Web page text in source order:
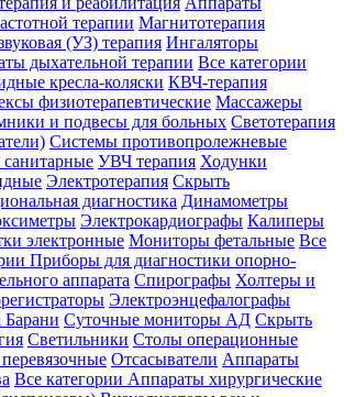
терапии Магнитотерапия
(УЗ) терапия Ингаляторы
дыхательной терапии Все категории
кресла-коляски КВЧ-терапия
физиотерапевтические Массажеры
и подвесы для больных Светотерапия
Системы противопролежневые
санитарные УВЧ терапия Ходунки
Электротерапия Скрыть
диагностика Динамометры
Электрокардиографы Калиперы
электронные Мониторы фетальные Все
Приборы для диагностики опорно-
аппарата Спирографы Холтеры и
Электроэнцефалографы
Барани Суточные мониторы АД Скрыть
Светильники Столы операционные
Отсасыватели Аппараты
Все категории Аппараты хирургические